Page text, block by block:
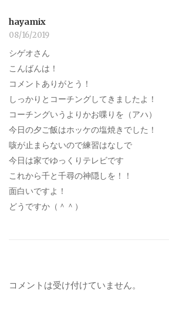
hayamix
08/16/2019
シゲオさん
こんばんは！
コメントありがとう！
しっかりとコーチングしてきましたよ！
コーチングいうよりかお喋りを（アハ）
今日の夕ご飯はホッケの塩焼きでした！
咳が止まらないので練習はなしで
今日は家でゆっくりテレビです
これから千と千尋の神隠しを！！
面白いですよ！
どうですか（＾＾）
コメントは受け付けていません。